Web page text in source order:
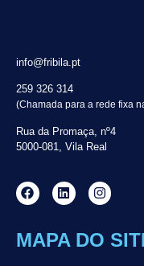
info@fribila.pt
259 326 314
(Chamada para a rede fixa
Rua da Promaça, nº4
5000-081, Vila Real
MAPA DO